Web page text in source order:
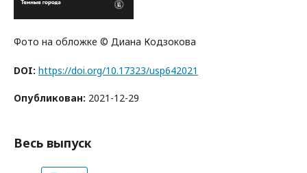
Фото на обложке © Диана Кодзокова
DOI: https://doi.org/10.17323/usp642021
Опубликован: 2021-12-29
Весь выпуск